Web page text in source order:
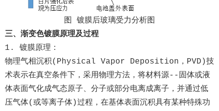
图 镀膜后玻璃受力分析图
三、渐变色镀膜原理及过程
1. 镀膜原理：
物理气相沉积(Physical Vapor Deposition，PVD)技
术表示在真空条件下，采用物理方法，将材料源--固体或液
体表面气化成气态原子、分子或部分电离成离子，并通过低
压气体(或等离子体)过程，在基体表面沉积具有某种特殊功